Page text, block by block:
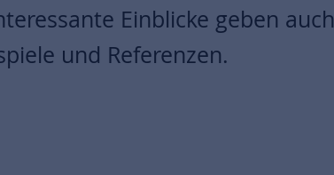
Einblicke geben auch
und Referenzen.